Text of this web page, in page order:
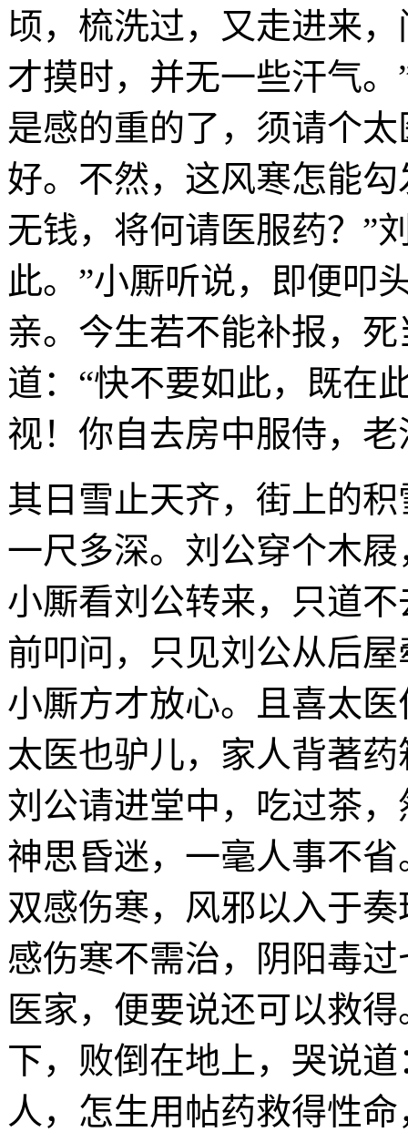
顷，梳洗过，又走进来
才摸时，并无一些汗气
是感的重的了，须请个
好。不然，这风寒怎能
无钱，将何请医服药？”
此。”小厮听说，即便叩
亲。今生若不能补报，
道：“快不要如此，既在
视！你自去房中服侍，
其日雪止天齐，街上的
一尺多深。刘公穿个木
小厮看刘公转来，只道
前叩问，只见刘公从后
小厮方才放心。且喜太
太医也驴儿，家人背著
刘公请进堂中，吃过茶
神思昏迷，一毫人事不
双感伤寒，风邪以入于
感伤寒不需治，阴阳毒
医家，便要说还可以救
下，败倒在地上，哭说
人，怎生用帖药救得性